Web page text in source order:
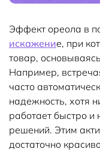
Эффект ореола в
искажение, при
товар,
Например,
часто
надежность, хотя
работает быстро и
решений. Этим
достаточно